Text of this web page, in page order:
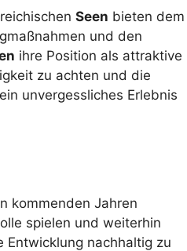
Seen bieten dem
und den
ihre Position als attraktive
zu achten und die
unvergessliches Erlebnis
kommenden Jahren
spielen und weiterhin
nachhaltig zu